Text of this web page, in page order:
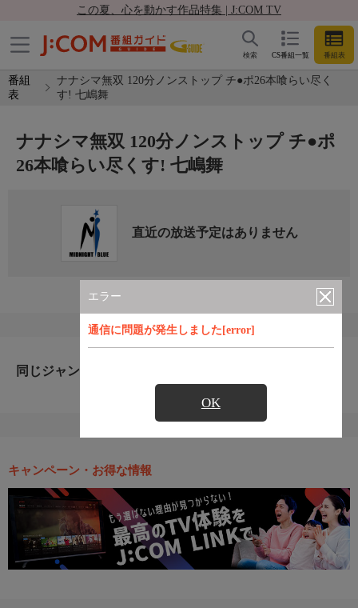
この夏、心を動かす作品特集 | J:COM TV
CS番組一覧 番組表
検索
番組
表
ナナシマ無双 120分ノンストップ チ●ポ26本喰らい尽く
す! 七嶋舞
エラー
通信に問題が発生しました[error]
OK
ナナシマ無双 120分ノンストップ チ●ポ
26本喰らい尽くす! 七嶋舞
直近の放送予定はありません
同じジャンルのおすすめ番組
キャンペーン・お得な情報